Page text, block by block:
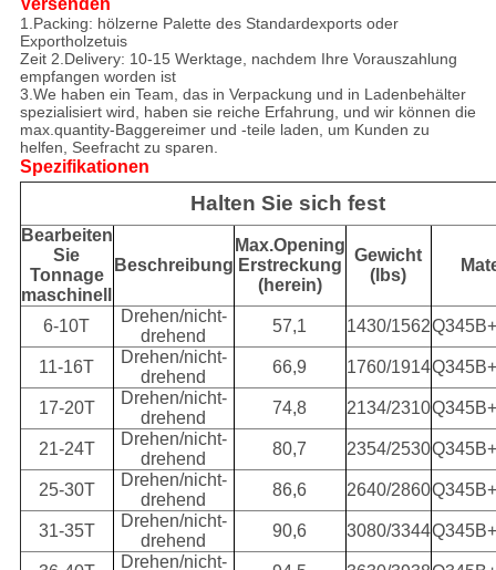
1.Packing: hölzerne Palette des Standardexports oder
Exportholzetuis
Zeit 2.Delivery: 10-15 Werktage, nachdem Ihre Vorauszahlung
empfangen worden ist
3.We haben ein Team, das in Verpackung und in Ladenbehälter
spezialisiert wird, haben sie reiche Erfahrung, und wir können die
max.quantity-Baggereimer und -teile laden, um Kunden zu
helfen, Seefracht zu sparen.
Spezifikationen
Halten Sie sich fest
Bearbeiten
Sie
Tonnage
maschinell
Beschreibung
Max.Opening
Erstreckung
(herein)
Gewicht
(lbs)
6-10T
Drehen/nicht-
drehend
57,1 1430/1562
11-16T
Drehen/nicht-
drehend
66,9 1760/1914
17-20T
Drehen/nicht-
drehend
74,8 2134/2310
21-24T
Drehen/nicht-
drehend
80,7 2354/2530
25-30T
Drehen/nicht-
drehend
86,6 2640/2860
31-35T
Drehen/nicht-
drehend
90,6 3080/3344
Drehen/nicht-